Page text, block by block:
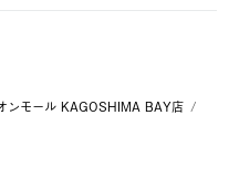
ンモール KAGOSHIMA BAY店